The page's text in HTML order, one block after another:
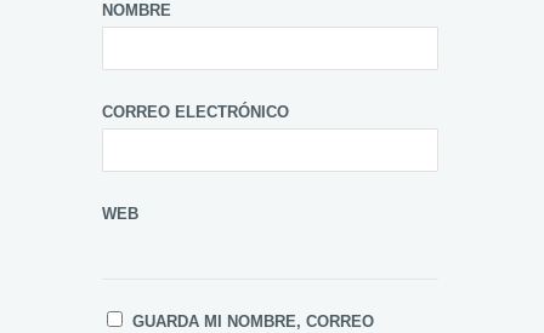
NOMBRE
CORREO ELECTRÓNICO
WEB
GUARDA MI NOMBRE, CORREO